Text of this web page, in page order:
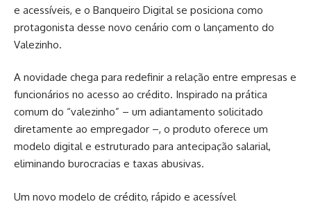
e acessíveis, e o Banqueiro Digital se posiciona como
protagonista desse novo cenário com o lançamento do
Valezinho.
A novidade chega para redefinir a relação entre empresas e
funcionários no acesso ao crédito. Inspirado na prática
comum do “valezinho” – um adiantamento solicitado
diretamente ao empregador –, o produto oferece um
modelo digital e estruturado para antecipação salarial,
eliminando burocracias e taxas abusivas.
Um novo modelo de crédito, rápido e acessível